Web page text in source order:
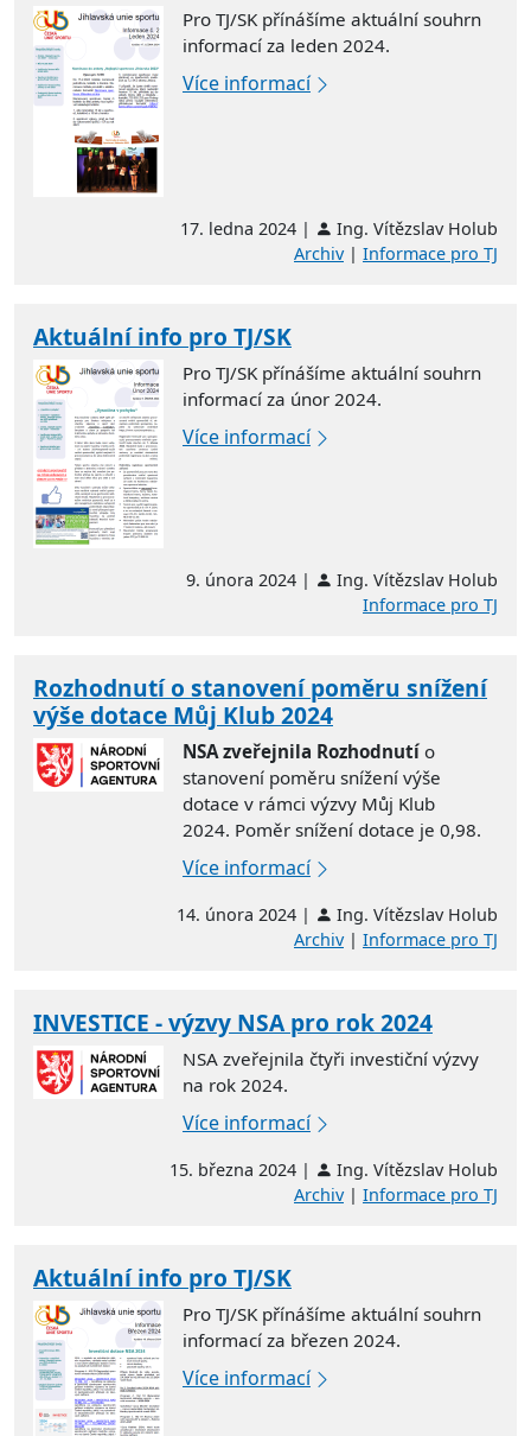
Pro TJ/SK přínášíme aktuální souhrn
informací za leden 2024.
Více informací
17. ledna 2024 |
Ing. Vítězslav Holub
Archiv| Informace pro TJ
Aktuální info pro TJ/SK
Pro TJ/SK přínášíme aktuální souhrn
informací za únor 2024.
Více informací
9. února 2024 |
Ing. Vítězslav Holub
Informace pro TJ
Rozhodnutí o stanovení poměru snížení
výše dotace Můj Klub 2024
NSA zveřejnila Rozhodnutí o
stanovení poměru snížení výše
dotace v rámci výzvy Můj Klub
2024. Poměr snížení dotace je 0,98.
Více informací
14. února 2024 |
Ing. Vítězslav Holub
Archiv| Informace pro TJ
INVESTICE - výzvy NSA pro rok 2024
NSA zveřejnila čtyři investiční výzvy
na rok 2024.
Více informací
15. března 2024 |
Ing. Vítězslav Holub
Archiv| Informace pro TJ
Aktuální info pro TJ/SK
Pro TJ/SK přínášíme aktuální souhrn
informací za březen 2024.
Více informací